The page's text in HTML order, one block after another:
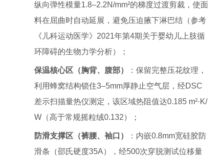
纵向弹性模量1.8–2.2N/mm²的梯度过渡剪裁，使面
料在屈曲时自动延展，避免压迫腋下淋巴结（参考
《儿科运动医学》2021年第4期关于婴幼儿上肢循
环障碍的生物力学分析）；
保温核心区（胸背、腹部）
：保留完整压花纹理，
利用蜂窝结构锁住3–5mm厚静止空气层，经DSC
差示扫描量热仪测定，该区域热阻值达0.185 m²·K/
W（高于常规摇粒绒0.132）；
防滑支撑区（裤腰、袖口）
：内嵌0.8mm宽硅胶防
滑条（邵氏硬度35A），经500次穿脱测试位移量